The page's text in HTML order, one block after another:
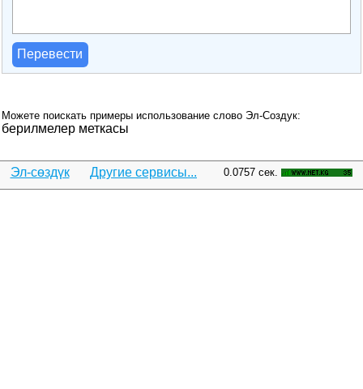
Перевести
Можете поискать примеры использование слово Эл-Создук:
берилмелер меткасы
Эл-сөздүк Другие сервисы... 0.0757 сек.